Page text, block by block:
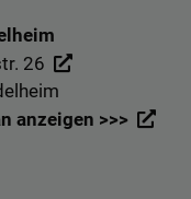
26
anzeigen >>>